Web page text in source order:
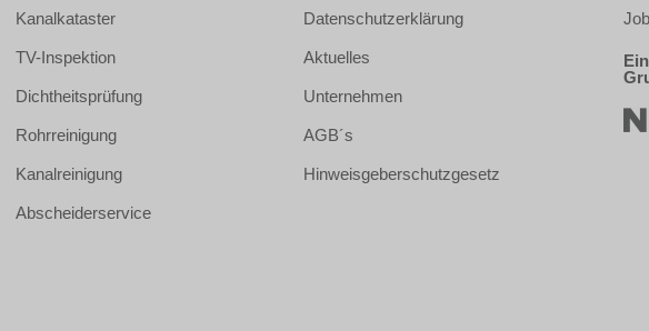
Kanalkataster
TV-Inspektion
Dichtheitsprüfung
Rohrreinigung
Kanalreinigung
Abscheiderservice
Datenschutzerklärung
Aktuelles
Unternehmen
AGB´s
Hinweisgeberschutzgesetz